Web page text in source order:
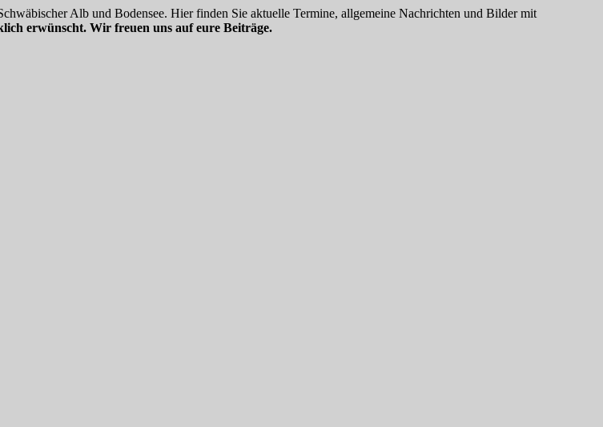
Alb und Bodensee. Hier finden Sie aktuelle Termine, allgemeine Nachrichten und Bilder mit
erwünscht. Wir freuen uns auf eure Beiträge.